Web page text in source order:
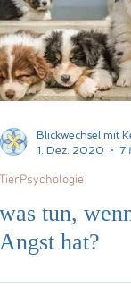
Blickwechsel mit
1. Dez. 2020
7
TierPsychologie
was tun,
Angst hat?